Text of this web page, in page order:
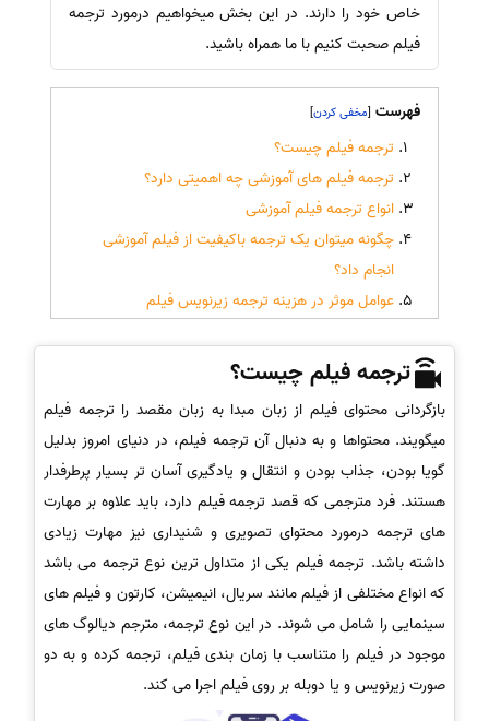
خاص خود را دارند. در این بخش میخواهیم درمورد ترجمه
فیلم صحبت کنیم با ما همراه باشید.
فهرست [
]
ترجمه فیلم چیست؟
ترجمه فیلم های آموزشی چه اهمیتی دارد؟
انواع ترجمه فیلم آموزشی
چگونه میتوان یک ترجمه باکیفیت از فیلم آموزشی
انجام داد؟
عوامل موثر در هزینه ترجمه زیرنویس فیلم
ترجمه فیلم چیست؟
بازگردانی محتوای فیلم از زبان مبدا به زبان مقصد را ترجمه فیلم
میگویند. محتواها و به دنبال آن ترجمه فیلم، در دنیای امروز بدلیل
گویا بودن، جذاب بودن و انتقال و یادگیری آسان تر بسیار پرطرفدار
هستند. فرد مترجمی که قصد ترجمه فیلم دارد، باید علاوه بر مهارت
های ترجمه درمورد محتوای تصویری و شنیداری نیز مهارت زیادی
داشته باشد. ترجمه فیلم یکی از متداول ترین نوع ترجمه می باشد
که انواع مختلفی از فیلم مانند سریال، انیمیشن، کارتون و فیلم های
سینمایی را شامل می شوند. در این نوع ترجمه، مترجم دیالوگ های
موجود در فیلم را متناسب با زمان بندی فیلم، ترجمه کرده و به دو
صورت زیرنویس و یا دوبله بر روی فیلم اجرا می کند.